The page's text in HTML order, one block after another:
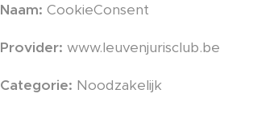
Naam: CookieConsent
Provider: www.leuvenjurisclub.be
Categorie: Noodzakelijk